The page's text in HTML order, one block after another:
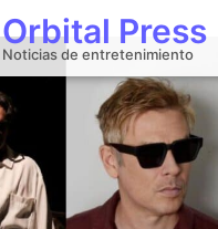
Orbital Press
Noticias de entretenimiento